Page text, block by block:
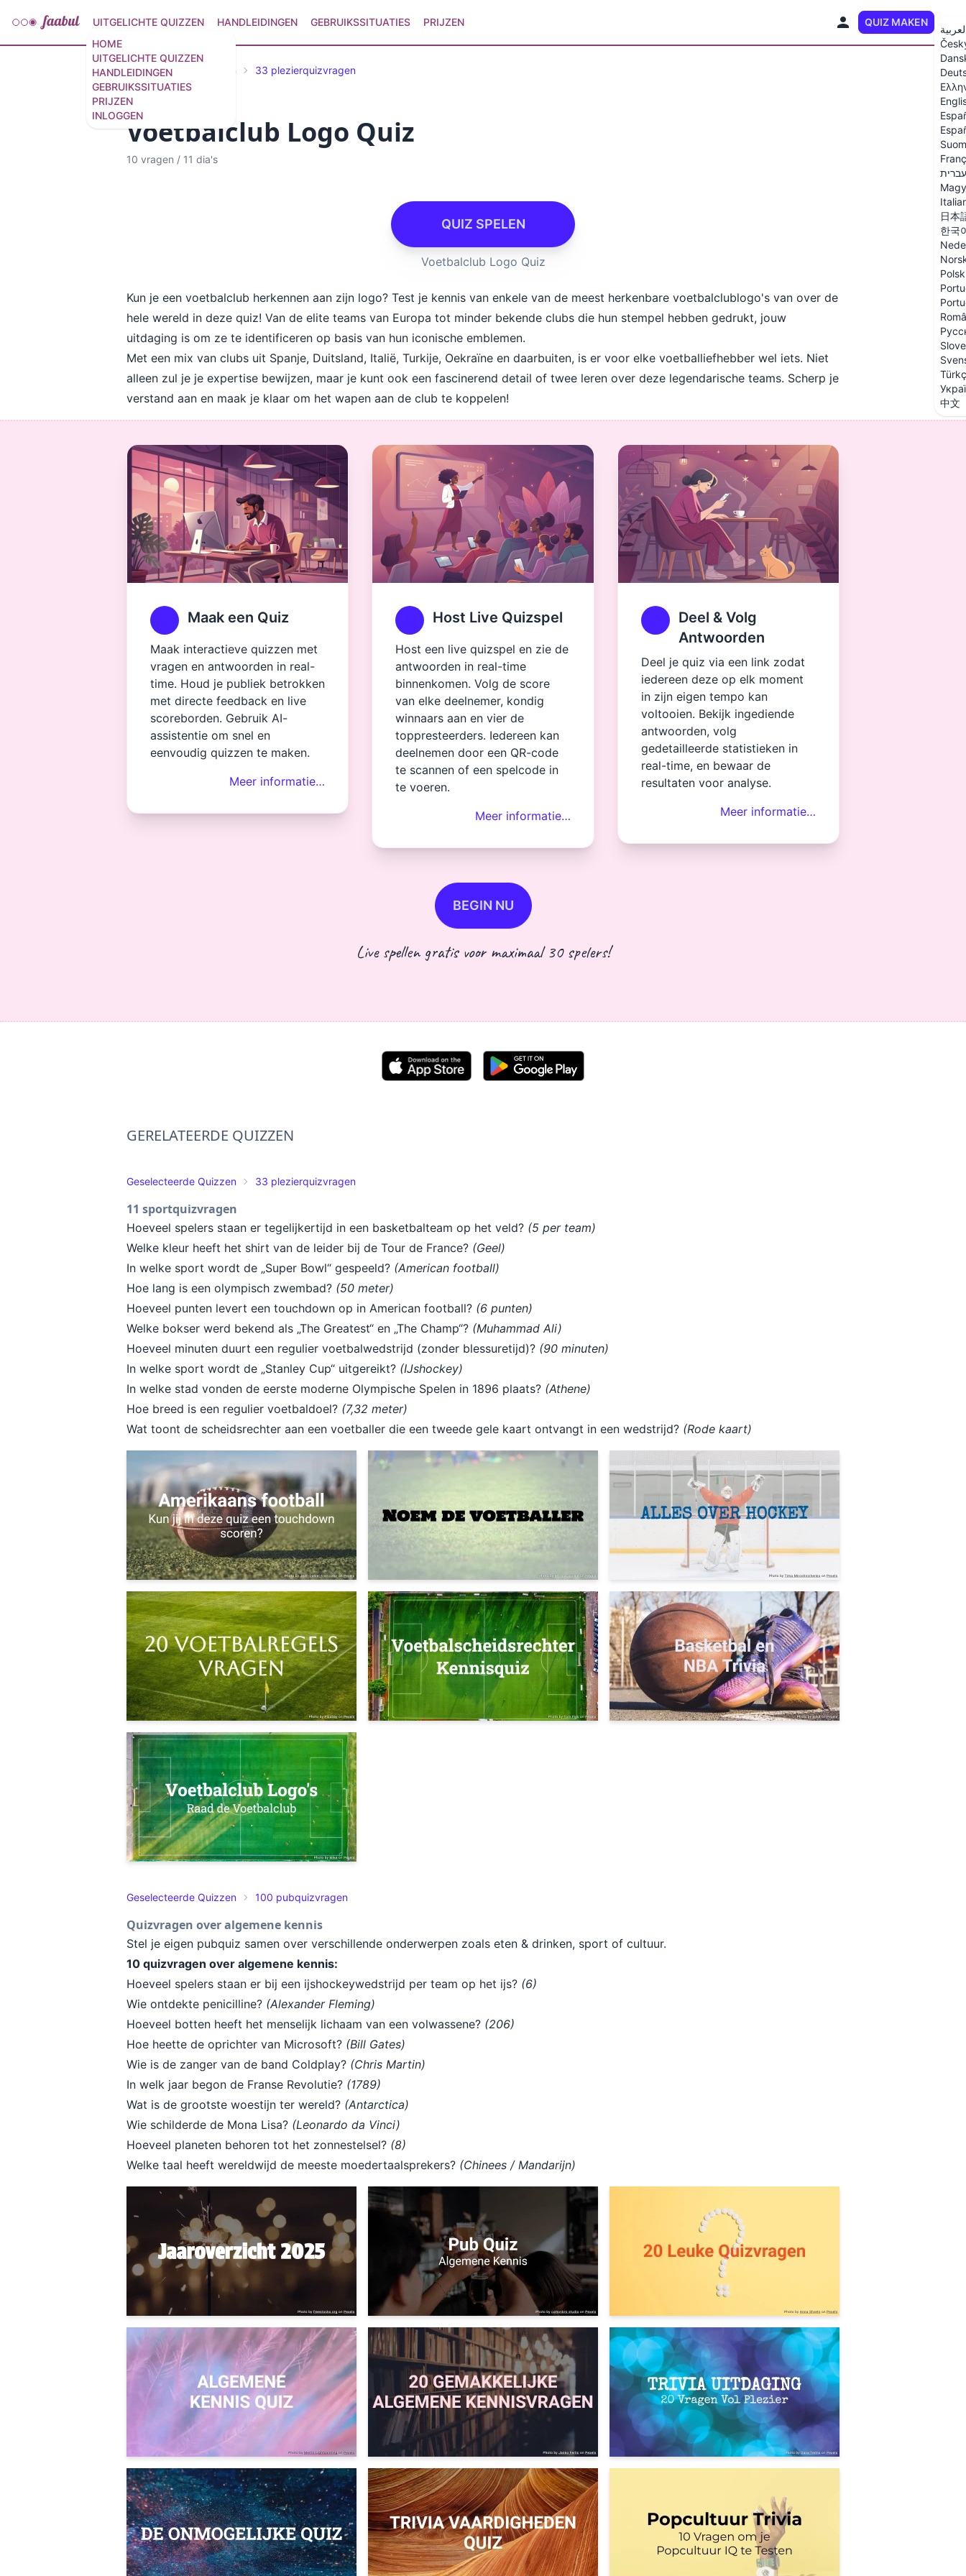
HOME
UITGELICHTE QUIZZEN
HANDLEIDINGEN
GEBRUIKSSITUATIES
PRIJZEN
INLOGGEN
UITGELICHTE QUIZZEN HANDLEIDINGEN GEBRUIKSSITUATIES PRIJZEN QUIZ MAKEN
עברית
日本
한국
中文
Geselecteerde Quizzen 33 plezierquizvragen
Voetbalclub Logo Quiz
10 vragen / 11 dia's
QUIZ SPELEN
Voetbalclub Logo Quiz
Kun je een voetbalclub herkennen aan zijn logo? Test je kennis van enkele van de meest herkenbare voetbalclublogo's van over de
hele wereld in deze quiz! Van de elite teams van Europa tot minder bekende clubs die hun stempel hebben gedrukt, jouw
uitdaging is om ze te identificeren op basis van hun iconische emblemen.
Met een mix van clubs uit Spanje, Duitsland, Italië, Turkije, Oekraïne en daarbuiten, is er voor elke voetballiefhebber wel iets. Niet
alleen zul je je expertise bewijzen, maar je kunt ook een fascinerend detail of twee leren over deze legendarische teams. Scherp je
verstand aan en maak je klaar om het wapen aan de club te koppelen!
Maak een Quiz
Maak interactieve quizzen met
vragen en antwoorden in real-
time. Houd je publiek betrokken
met directe feedback en live
scoreborden. Gebruik AI-
assistentie om snel en
eenvoudig quizzen te maken.
Meer informatie…
Host Live Quizspel
Host een live quizspel en zie de
antwoorden in real-time
binnenkomen. Volg de score
van elke deelnemer, kondig
winnaars aan en vier de
toppresteerders. Iedereen kan
deelnemen door een QR-code
te scannen of een spelcode in
te voeren.
Meer informatie…
Deel & Volg
Antwoorden
Deel je quiz via een link zodat
iedereen deze op elk moment
in zijn eigen tempo kan
voltooien. Bekijk ingediende
antwoorden, volg
gedetailleerde statistieken in
real-time, en bewaar de
resultaten voor analyse.
Meer informatie…
BEGIN NU
Live spellen gratis voor maximaal 30 spelers!
GERELATEERDE QUIZZEN
Geselecteerde Quizzen 33 plezierquizvragen
11 sportquizvragen
Hoeveel spelers staan er tegelijkertijd in een basketbalteam op het veld? (5 per team)
Welke kleur heeft het shirt van de leider bij de Tour de France? (Geel)
In welke sport wordt de „Super Bowl“ gespeeld? (American football)
Hoe lang is een olympisch zwembad? (50 meter)
Hoeveel punten levert een touchdown op in American football? (6 punten)
Welke bokser werd bekend als „The Greatest“ en „The Champ“? (Muhammad Ali)
Hoeveel minuten duurt een regulier voetbalwedstrijd (zonder blessuretijd)? (90 minuten)
In welke sport wordt de „Stanley Cup“ uitgereikt? (IJshockey)
In welke stad vonden de eerste moderne Olympische Spelen in 1896 plaats? (Athene)
Hoe breed is een regulier voetbaldoel? (7,32 meter)
Wat toont de scheidsrechter aan een voetballer die een tweede gele kaart ontvangt in een wedstrijd? (Rode kaart)
Geselecteerde Quizzen 100 pubquizvragen
Quizvragen over algemene kennis
Stel je eigen pubquiz samen over verschillende onderwerpen zoals eten & drinken, sport of cultuur.
10 quizvragen over algemene kennis:
Hoeveel spelers staan er bij een ijshockeywedstrijd per team op het ijs? (6)
Wie ontdekte penicilline? (Alexander Fleming)
Hoeveel botten heeft het menselijk lichaam van een volwassene? (206)
Hoe heette de oprichter van Microsoft? (Bill Gates)
Wie is de zanger van de band Coldplay? (Chris Martin)
In welk jaar begon de Franse Revolutie? (1789)
Wat is de grootste woestijn ter wereld? (Antarctica)
Wie schilderde de Mona Lisa? (Leonardo da Vinci)
Hoeveel planeten behoren tot het zonnestelsel? (8)
Welke taal heeft wereldwijd de meeste moedertaalsprekers? (Chinees / Mandarijn)